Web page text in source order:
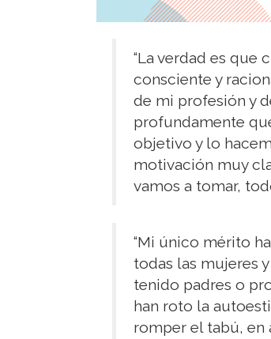
“La verdad es que
consciente y
de mi profesión y
profundamente
objetivo y lo
motivación muy
vamos a tomar,
“Mi único mérito
todas las mujeres
tenido padres o
han roto la
romper el tabú, en